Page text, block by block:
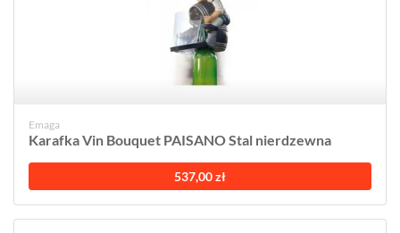
Emaga
Karafka Vin Bouquet PAISANO Stal nierdzewna
537,00 zł